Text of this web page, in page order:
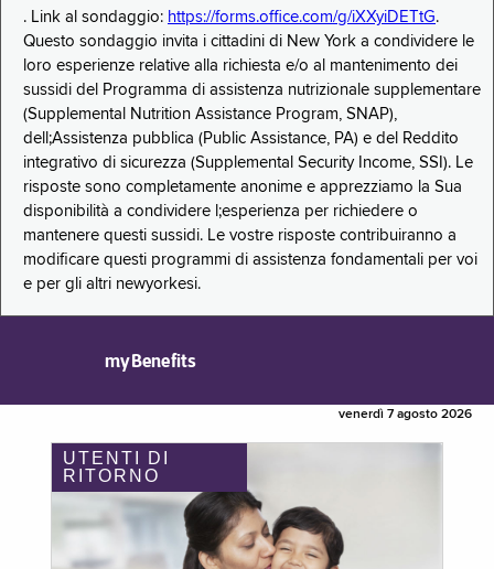
. Link al sondaggio: https://forms.office.com/g/iXXyiDETtG.
Questo sondaggio invita i cittadini di New York a condividere le
loro esperienze relative alla richiesta e/o al mantenimento dei
sussidi del Programma di assistenza nutrizionale supplementare
(Supplemental Nutrition Assistance Program, SNAP),
dell;Assistenza pubblica (Public Assistance, PA) e del Reddito
integrativo di sicurezza (Supplemental Security Income, SSI). Le
risposte sono completamente anonime e apprezziamo la Sua
disponibilità a condividere l;esperienza per richiedere o
mantenere questi sussidi. Le vostre risposte contribuiranno a
modificare questi programmi di assistenza fondamentali per voi
e per gli altri newyorkesi.
myBenefits
venerdì 7 agosto 2026
UTENTI DI
RITORNO